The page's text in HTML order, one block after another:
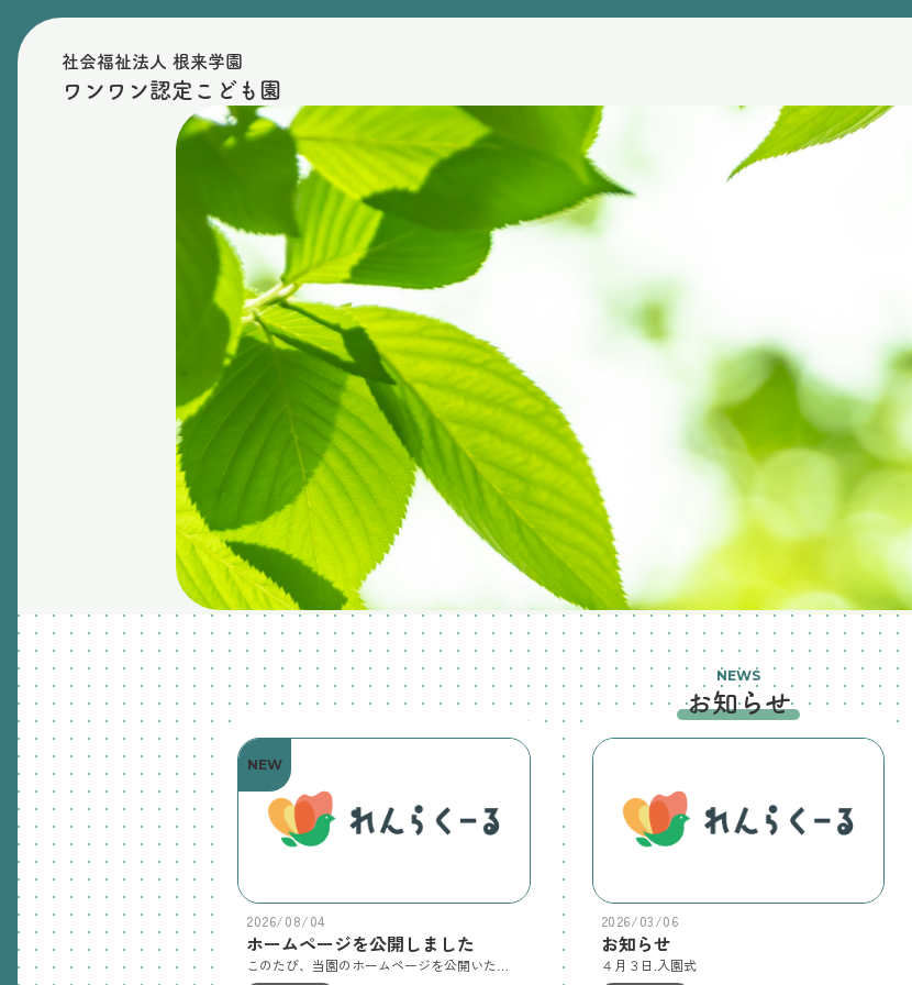
社会福祉法人 根来学園
ワンワン認定こども園
NEWS
お知らせ
NEW
2026/08/04
ホームページを公開しました
2026/03/06
お知らせ
４月３日.入園式